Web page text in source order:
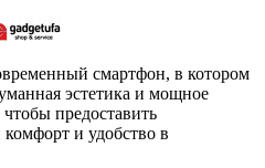
смартфон, в котором
эстетика и мощное
предоставить
и удобство в